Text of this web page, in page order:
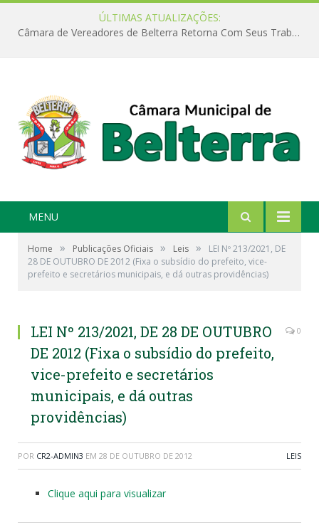
ÚLTIMAS ATUALIZAÇÕES:
Câmara de Vereadores de Belterra Retorna Com Seus Trabalhos Legislativos
MENU
Home » Publicações Oficiais » Leis »
LEI Nº 213/2021, DE
28 DE OUTUBRO DE 2012 (Fixa o subsídio do prefeito, vice-
prefeito e secretários municipais, e dá outras providências)
LEI Nº 213/2021, DE 28 DE OUTUBRO
DE 2012 (Fixa o subsídio do prefeito,
vice-prefeito e secretários
municipais, e dá outras
providências)
0
POR CR2-ADMIN3 EM 28 DE OUTUBRO DE 2012 LEIS
Clique aqui para visualizar